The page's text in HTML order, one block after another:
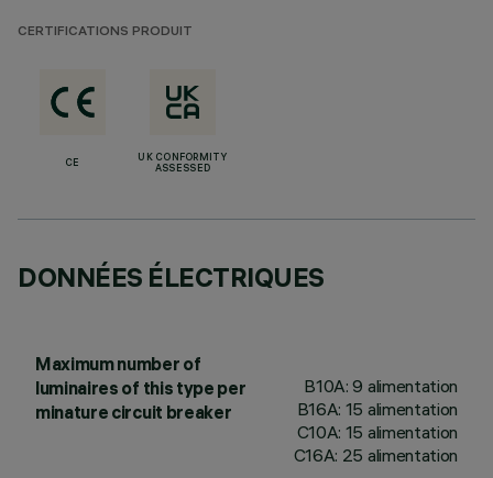
CERTIFICATIONS PRODUIT
CE
UK CONFORMITY
ASSESSED
DONNÉES ÉLECTRIQUES
Maximum number of
luminaires of this type per
minature circuit breaker
B10A: 9 alimentation
B16A: 15 alimentation
C10A: 15 alimentation
C16A: 25 alimentation